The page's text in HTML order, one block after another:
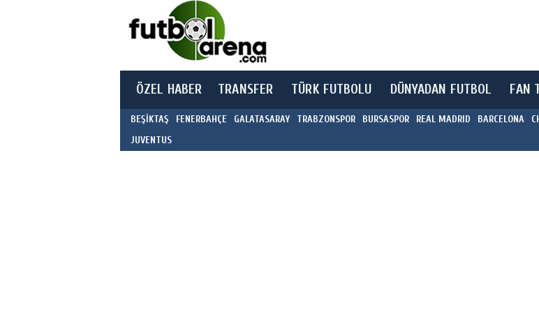
ÖZEL HABER TRANSFER TÜRK FUTBOLU DÜNYADAN FUTBOL FAN
BEŞİKTAŞ FENERBAHÇE GALATASARAY TRABZONSPOR BURSASPOR REAL MADRID BARCELONA
JUVENTUS